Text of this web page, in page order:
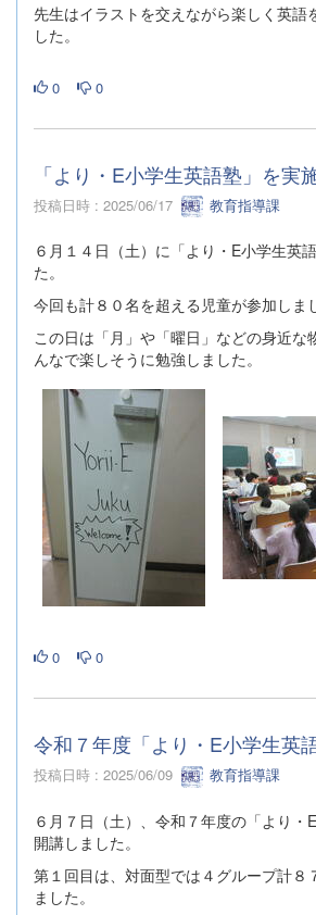
先生はイラストを交えながら楽しく英語
した。
0 0
「より・E小学生英語塾」を
投稿日時 : 2025/06/17 教育指導課
６月１４日（土）に「より・E小学生英
た。
今回も計８０名を超える児童が参加しま
この日は「月」や「曜日」などの身近な
んなで楽しそうに勉強しました。
0 0
令和７年度「より・E小学生英
投稿日時 : 2025/06/09 教育指導課
６月７日（土）、令和７年度の「より・
開講しました。
第１回目は、対面型では４グループ計８
ました。